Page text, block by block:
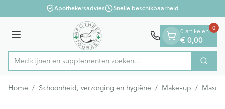
Ga naar de inhoudApothekersadvies Snelle beschikbaarheid
Menu
Product, merk, categorie...
Medicijnen en supplementen zoeken... Zoek
0 artikelen
€ 0,00
0
Home / Schoonheid, verzorging en hygiëne / Make-up /